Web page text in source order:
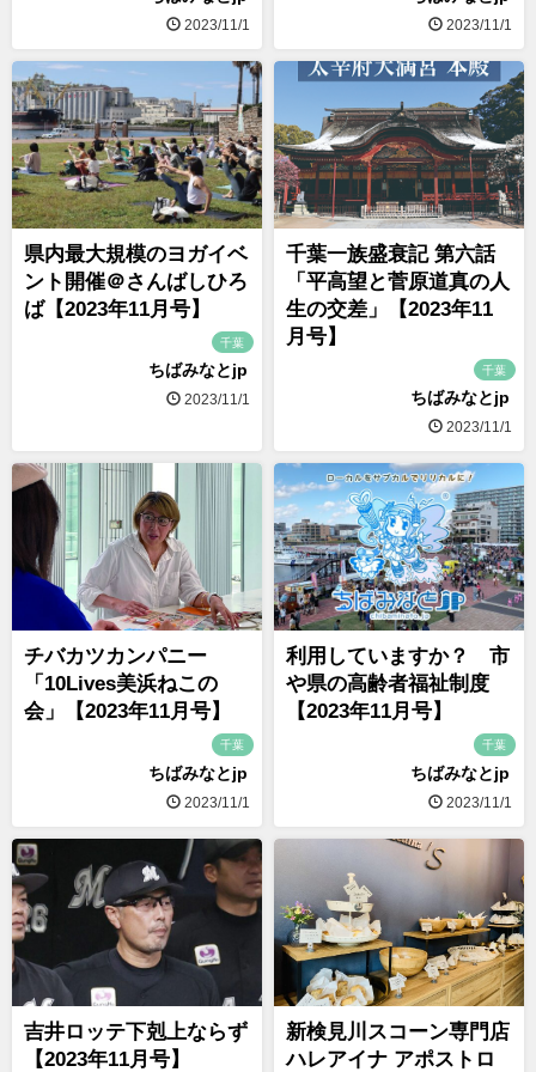
2023/11/1 2023/11/1
県内最大規模のヨガイベ
ント開催＠さんばしひろ
ば【2023年11月号】
千葉
ちばみなとjp
2023/11/1
千葉一族盛衰記 第六話
「平高望と菅原道真の人
生の交差」【2023年11
月号】
千葉
ちばみなとjp
2023/11/1
チバカツカンパニー
「10Lives美浜ねこの
会」【2023年11月号】
千葉
ちばみなとjp
2023/11/1
利用していますか？ 市
や県の高齢者福祉制度
【2023年11月号】
千葉
ちばみなとjp
2023/11/1
吉井ロッテ下剋上ならず
【2023年11月号】
新検見川スコーン専門店
ハレアイナ アポストロ